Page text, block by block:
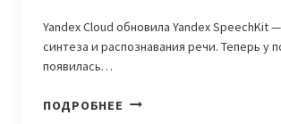
Yandex Cloud обновила Yandex SpeechKit
синтеза и распознавания речи. Теперь у
появилась…
ПОДРОБНЕЕ ИСКУССТВЕННЫЙ